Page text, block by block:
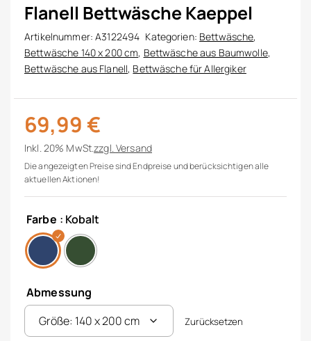
Flanell Bettwäsche Kaeppel
Artikelnummer:A3122494 Kategorien: Bettwäsche,
Bettwäsche 140 x 200 cm, Bettwäsche aus Baumwolle,
Bettwäsche aus Flanell, Bettwäsche für Allergiker
69,99 €
Inkl. 20% MwSt.zzgl.Versand
Die angezeigten Preise sind Endpreise und berücksichtigen alle
aktuellen Aktionen!
Farbe : Kobalt
Abmessung
Zurücksetzen